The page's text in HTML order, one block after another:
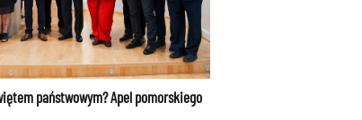
państwowym? Apel pomorskiego